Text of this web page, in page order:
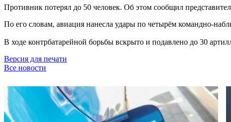
Противник потерял до 50 человек. Об этом сообщил
По его словам, авиация нанесла удары по четырём командно-
В ходе контрбатарейной борьбы вскрыто и подавлено до 30
Версия для печати
Все новости